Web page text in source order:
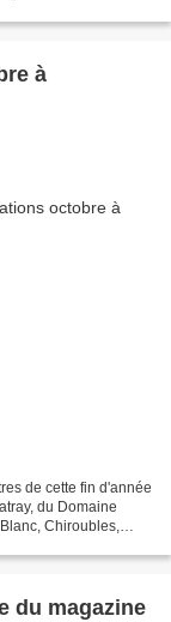
à
de cette fin d'année
du Domaine
Chiroubles,
du magazine